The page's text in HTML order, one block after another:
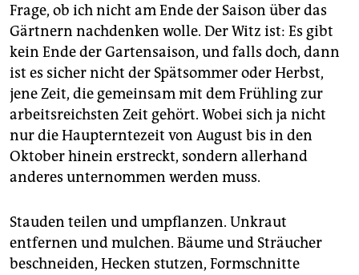
Frage, ob ich nicht am Ende der Saison über das
Gärtnern nachdenken wolle. Der Witz ist: Es gibt
kein Ende der Gartensaison, und falls doch, dann
ist es sicher nicht der Spätsommer oder Herbst,
jene Zeit, die gemeinsam mit dem Frühling zur
arbeitsreichsten Zeit gehört. Wobei sich ja nicht
nur die Haupterntezeit von August bis in den
Oktober hinein erstreckt, sondern allerhand
anderes unternommen werden muss.
Stauden teilen und umpflanzen. Unkraut
entfernen und mulchen. Bäume und Sträucher
beschneiden, Hecken stutzen, Formschnitte